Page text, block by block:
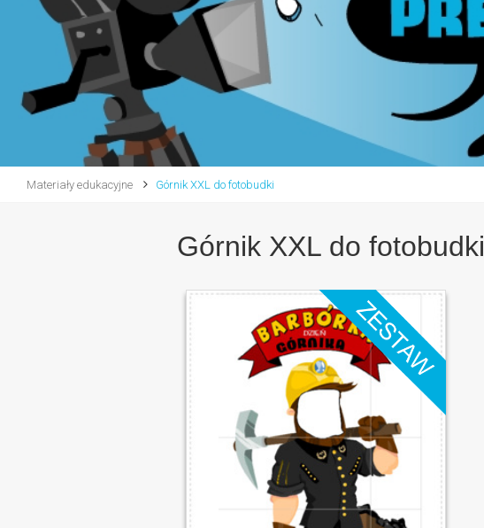
Materiały edukacyjne Górnik XXL do fotobudki
Górnik XXL do fotobudki